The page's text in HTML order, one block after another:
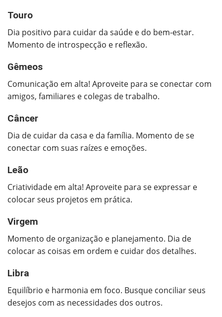
Touro
Dia positivo para cuidar da saúde e do bem-estar.
Momento de introspecção e reflexão.
Gêmeos
Comunicação em alta! Aproveite para se conectar com
amigos, familiares e colegas de trabalho.
Câncer
Dia de cuidar da casa e da família. Momento de se
conectar com suas raízes e emoções.
Leão
Criatividade em alta! Aproveite para se expressar e
colocar seus projetos em prática.
Virgem
Momento de organização e planejamento. Dia de
colocar as coisas em ordem e cuidar dos detalhes.
Libra
Equilíbrio e harmonia em foco. Busque conciliar seus
desejos com as necessidades dos outros.